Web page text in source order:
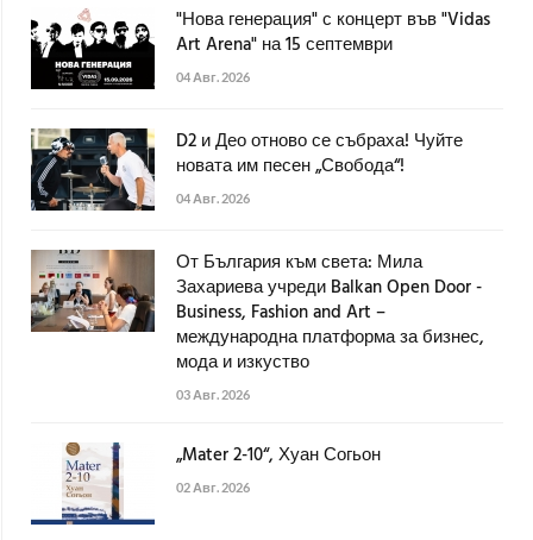
"Нова генерация" с концерт във "Vidas
Art Arena" на 15 септември
04 Авг. 2026
D2 и Део отново се събраха! Чуйте
новата им песен „Свобода“!
04 Авг. 2026
От България към света: Мила
Захариева учреди Balkan Open Door -
Business, Fashion and Art –
международна платформа за бизнес,
мода и изкуство
03 Авг. 2026
„Mater 2-10“, Хуан Согьон
02 Авг. 2026